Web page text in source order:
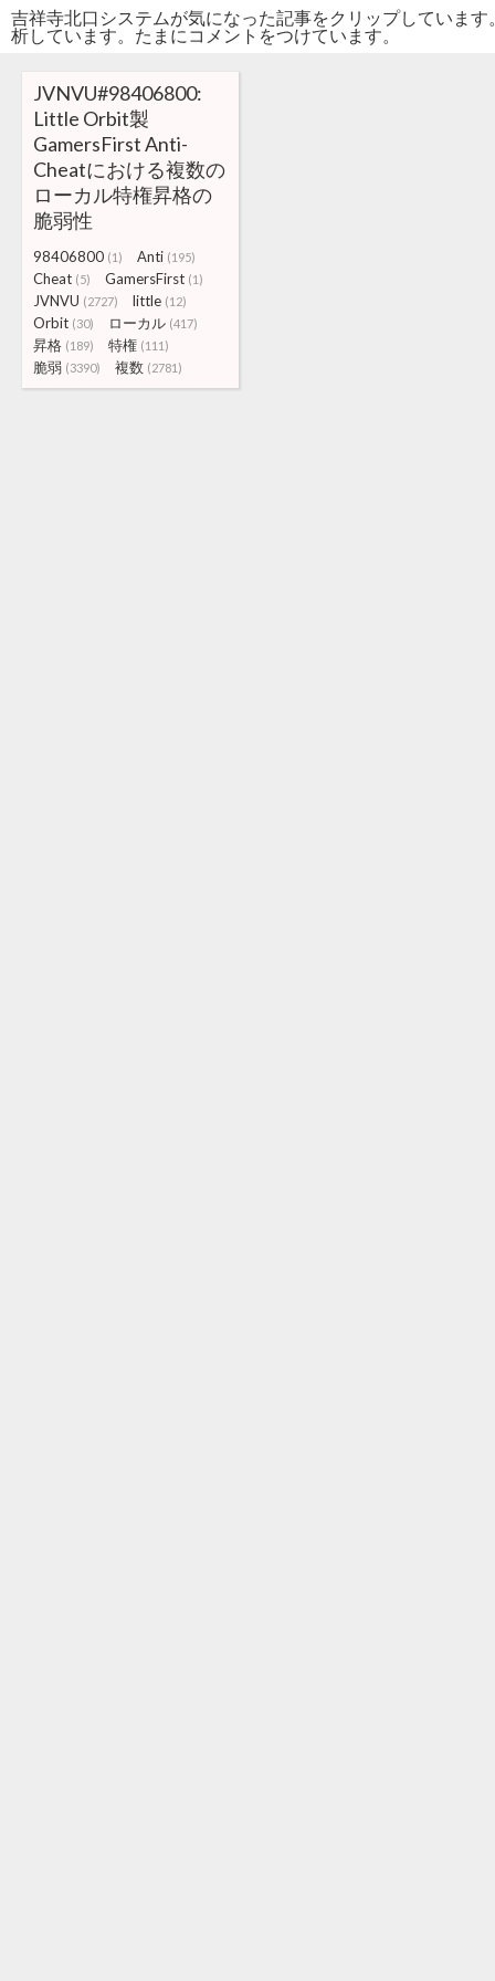
吉祥寺北口システムが気になった記事をクリップしていま
析しています。たまにコメントをつけています。
JVNVU#98406800:
Little Orbit製
GamersFirst Anti-
Cheatにおける複数の
ローカル特権昇格の
脆弱性
98406800 (1) Anti (195)
Cheat (5) GamersFirst (1)
JVNVU (2727) little (12)
Orbit (30) ローカル (417)
昇格 (189) 特権 (111)
脆弱 (3390) 複数 (2781)